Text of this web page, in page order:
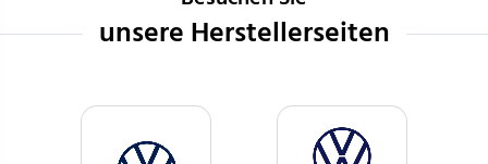
unsere Herstellerseiten